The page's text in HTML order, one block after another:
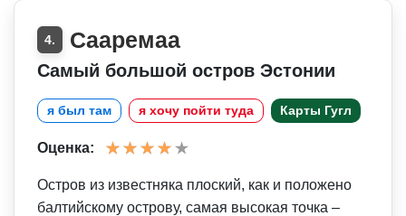
4. Сааремаа
Самый большой остров Эстонии
я был там я хочу пойти туда Карты Гугл
Оценка:
Остров из известняка плоский, как и положено
балтийскому острову, самая высокая точка –